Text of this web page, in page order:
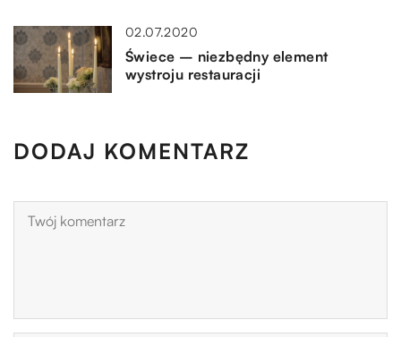
02.07.2020
Świece – niezbędny element
wystroju restauracji
DODAJ KOMENTARZ